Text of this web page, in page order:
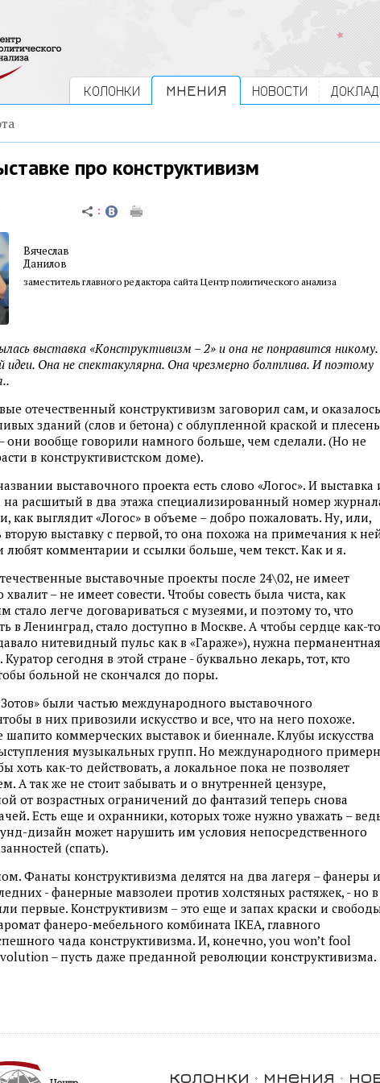
КОЛОНКИ МНЕНИЯ НОВОСТИ
про конструктивизм
Вячеслав
Данилов
заместитель главного редактора сайта Центр политического анализа
выставка «Конструктивизм – 2» и она не понравится
идеи. Она не спектакулярна. Она чрезмерно болтлива. И поэтому
отечественный конструктивизм заговорил сам, и
зданий (слов и бетона) с облупленной краской и
– они вообще говорили намного больше, чем сделали. (Но не
в конструктивистском доме).
выставочного проекта есть слово «Логос». И выставка
на расшитый в два этажа специализированный номер
как выглядит «Логос» в объеме – добро пожаловать. Ну, или,
вторую выставку с первой, то она похожа на примечания к
любят комментарии и ссылки больше, чем текст. Как и я.
выставочные проекты после 24\02, не имеет
хвалит – не имеет совести. Чтобы совесть была чиста, как
стало легче договариваться с музеями, и поэтому то, что
в Ленинград, стало доступно в Москве. А чтобы сердце как-то
нитевидный пульс как в «Гараже»), нужна перманентная
сегодня в этой стране - буквально лекарь, тот, кто
больной не скончался до поры.
были частью международного выставочного
в них привозили искусство и все, что на него похоже.
коммерческих выставок и биеннале. Клубы искусства
музыкальных групп. Но международного
хоть как-то действовать, а локальное пока не позволяет
А так же не стоит забывать и о внутренней цензуре,
от возрастных ограничений до фантазий теперь снова
Есть еще и охранники, которых тоже нужно уважать –
дизайн может нарушить им условия непосредственного
(спать).
Фанаты конструктивизма делятся на два лагеря – фанеры и
- фанерные мавзолеи против холстяных растяжек, - но в
первые. Конструктивизм – это еще и запах краски и
фанеро-мебельного комбината IKEA, главного
чада конструктивизма. И, конечно, you won’t fool
– пусть даже преданной революции конструктивизма.
колонки мнения